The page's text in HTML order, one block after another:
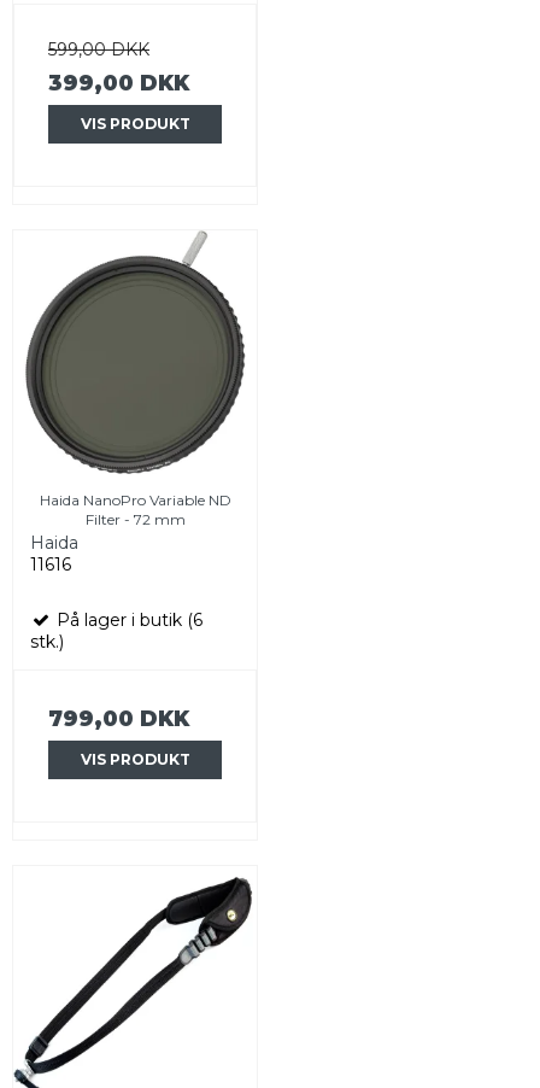
599,00 DKK
399,00 DKK
VIS PRODUKT
Haida NanoPro Variable ND
Filter - 72 mm
Haida
11616
På lager i butik (6
stk.)
799,00 DKK
VIS PRODUKT